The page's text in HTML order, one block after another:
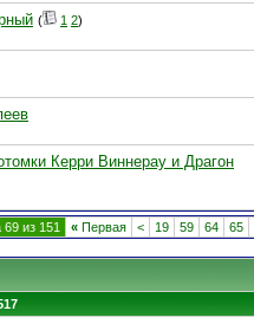
( 1 2)
Керри Виннерау и Драгон
из 151 « Первая < 19 59 64 65